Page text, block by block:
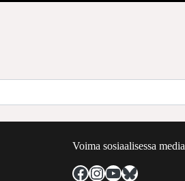
Voima sosiaalisessa
Facebook
Instagram
YouTube
Bluesky